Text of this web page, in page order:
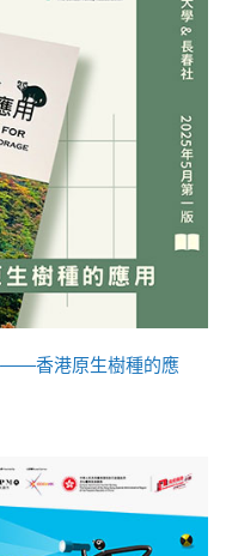
——香港原生樹種的應